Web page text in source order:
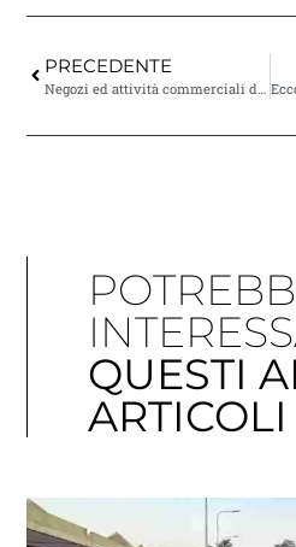
PRECEDENTE
QUESTI
ARTICOLI